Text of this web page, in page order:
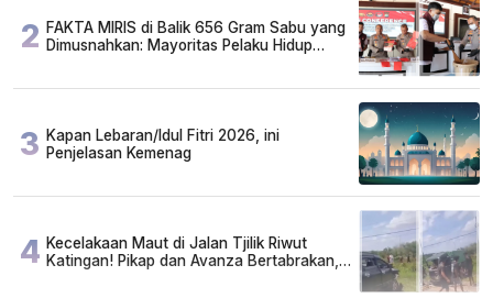
2 FAKTA MIRIS di Balik 656 Gram Sabu yang
Dimusnahkan: Mayoritas Pelaku Hidup
3 Kapan Lebaran/Idul Fitri 2026, ini
Penjelasan Kemenag
4 Kecelakaan Maut di Jalan Tjilik Riwut
Katingan! Pikap dan Avanza Bertabrakan,